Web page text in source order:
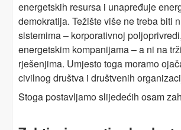
energetskih resursa i unapređuje
demokratija. Težište više ne treba biti
sistemima – korporativnoj
energetskim kompanijama – a ni na
rješenjima. Umjesto toga moramo
civilnog društva i društvenih
Stoga postavljamo slijedećih osam